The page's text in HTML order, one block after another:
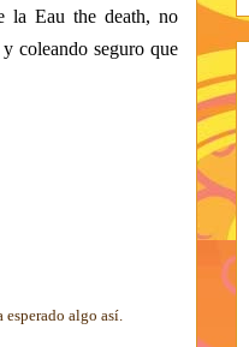
la Eau the death, no
coleando seguro que
algo así.